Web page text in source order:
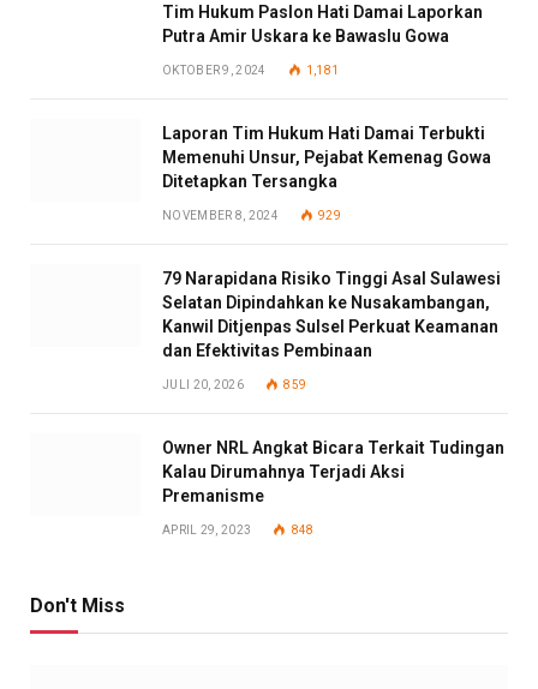
Tim Hukum Paslon Hati Damai Laporkan
Putra Amir Uskara ke Bawaslu Gowa
OKTOBER 9, 2024 1,181
Laporan Tim Hukum Hati Damai Terbukti
Memenuhi Unsur, Pejabat Kemenag Gowa
Ditetapkan Tersangka
NOVEMBER 8, 2024 929
79 Narapidana Risiko Tinggi Asal Sulawesi
Selatan Dipindahkan ke Nusakambangan,
Kanwil Ditjenpas Sulsel Perkuat Keamanan
dan Efektivitas Pembinaan
JULI 20, 2026 859
Owner NRL Angkat Bicara Terkait Tudingan
Kalau Dirumahnya Terjadi Aksi
Premanisme
APRIL 29, 2023 848
Don't Miss